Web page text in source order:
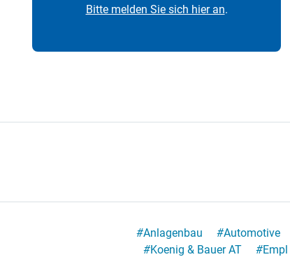
Bitte melden Sie sich hier an.
#Anlagenbau #Automotive
#Koenig & Bauer AT #Empl